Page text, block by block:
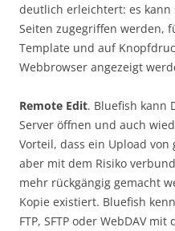
deutlich erleichtert: es
Seiten zugegriffen werden,
Template und auf
Webbrowser angezeigt
Remote Edit. Bluefish kann
Server öffnen und auch
Vorteil, dass ein Upload
aber mit dem Risiko
mehr rückgängig gemacht
Kopie existiert. Bluefish
FTP, SFTP oder WebDAV